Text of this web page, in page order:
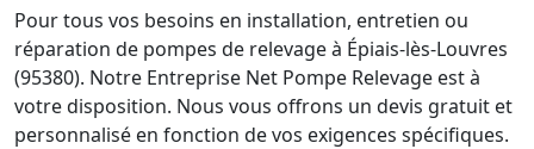
Pour tous vos besoins en installation, entretien ou
réparation de pompes de relevage à Épiais-lès-Louvres
(95380). Notre Entreprise Net Pompe Relevage est à
votre disposition. Nous vous offrons un devis gratuit et
personnalisé en fonction de vos exigences spécifiques.